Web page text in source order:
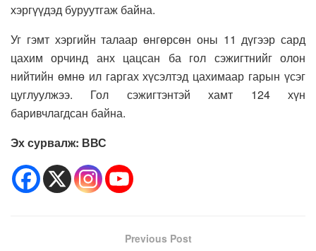
хэргүүдэд буруутгаж байна.
Уг гэмт хэргийн талаар өнгөрсөн оны 11 дүгээр сард
цахим орчинд анх цацсан ба гол сэжигтнийг олон
нийтийн өмнө ил гаргах хүсэлтэд цахимаар гарын үсэг
цуглуулжээ. Гол сэжигтэнтэй хамт 124 хүн
баривчлагдсан байна.
Эх сурвалж: ВВС
Previous Post